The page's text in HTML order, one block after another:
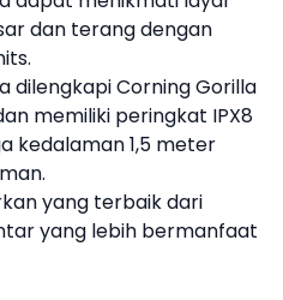
dan terang dengan
dilengkapi Corning Gorilla
memiliki peringkat IPX8
kedalaman 1,5 meter
yang terbaik dari
yang lebih bermanfaat